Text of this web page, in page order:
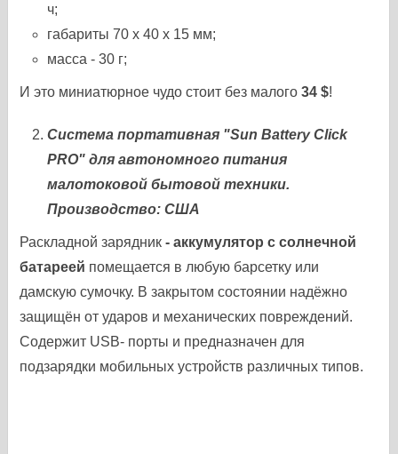
ч;
габариты 70 х 40 х 15 мм;
масса - 30 г;
И это миниатюрное чудо стоит без малого34 $!
Система портативная "Sun Battery Сlick
PRO" для автономного питания
малотоковой бытовой техники.
Производство: США
Раскладной зарядник- аккумулятор с солнечной
батареей помещается в любую барсетку или
дамскую сумочку. В закрытом состоянии надёжно
защищён от ударов и механических повреждений.
Содержит USB- порты и предназначен для
подзарядки мобильных устройств различных типов.